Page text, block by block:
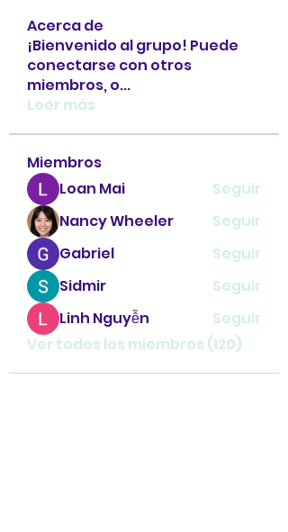
Acerca de
¡Bienvenido al grupo! Puede
conectarse con otros
miembros, o...
Leer más
Miembros
Loan Mai
Seguir
Nancy Wheeler
Seguir
Gabriel
Seguir
Sidmir
Seguir
Linh Nguyễn
Seguir
Ver todos los miembros (120)